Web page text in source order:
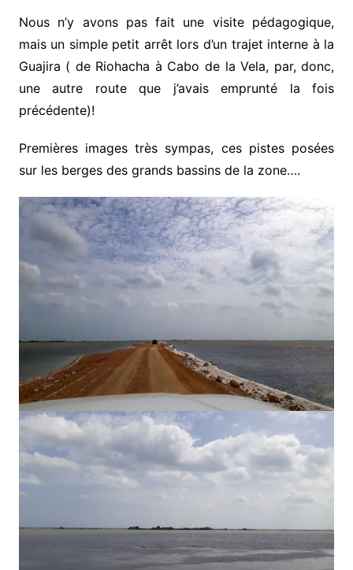
Nous n’y avons pas fait une visite pédagogique,
mais un simple petit arrêt lors d’un trajet interne à la
Guajira ( de Riohacha à Cabo de la Vela, par, donc,
une autre route que j’avais emprunté la fois
précédente)!
Premières images très sympas, ces pistes posées
sur les berges des grands bassins de la zone….